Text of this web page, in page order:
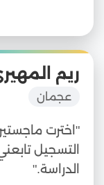
ريم
عجمان
"اخترت
التسجيل
الدراسة."